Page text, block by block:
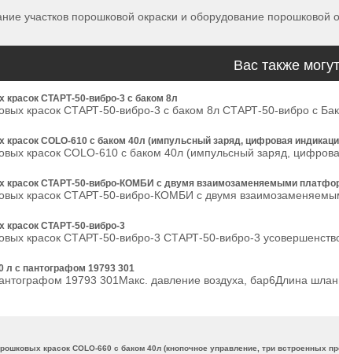
участков порошковой окраски и оборудование
Вас также
красок СТАРТ-50-вибро-3 с баком 8л
красок СТАРТ-50-вибро-3 с баком 8л СТАРТ-50-вибро c
красок COLO-610 с баком 40л (импульсный заряд, цифровая
красок COLO-610 с баком 40л (импульсный заряд,
красок СТАРТ-50-вибро-КОМБИ с двумя взаимозаменяемыми
красок СТАРТ-50-вибро-КОМБИ с двумя
красок СТАРТ-50-вибро-3
красок СТАРТ-50-вибро-3 СТАРТ-50-вибро-3
л с пантографом 19793 301
19793 301Макс. давление воздуха, бар6Длина
красок COLO-660 с баком 40л (кнопочное управление, три встроенных